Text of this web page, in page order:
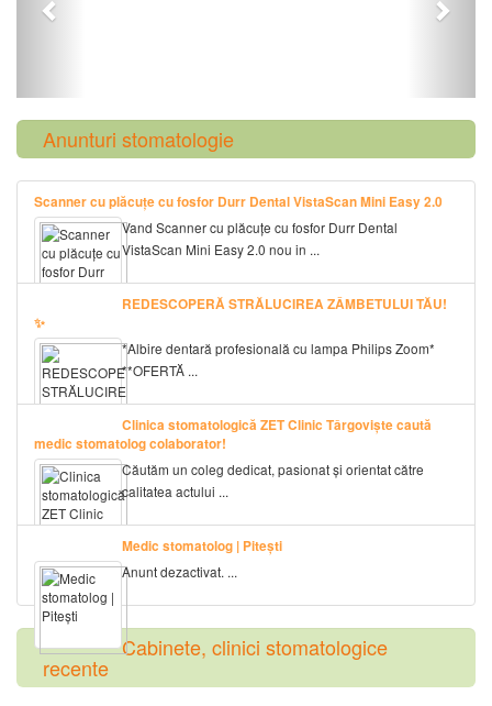
Anunturi stomatologie
Scanner cu plăcuțe cu fosfor Durr Dental VistaScan Mini Easy 2.0
Vand Scanner cu plăcuțe cu fosfor Durr Dental
VistaScan Mini Easy 2.0 nou in ...
REDESCOPERĂ STRĂLUCIREA ZÂMBETULUI TĂU!
✨
*Albire dentară profesională cu lampa Philips Zoom*
**OFERTĂ ...
Clinica stomatologică ZET Clinic Târgoviște caută
medic stomatolog colaborator!
Căutăm un coleg dedicat, pasionat și orientat către
calitatea actului ...
Medic stomatolog | Pitești
Anunt dezactivat. ...
Cabinete, clinici stomatologice
recente